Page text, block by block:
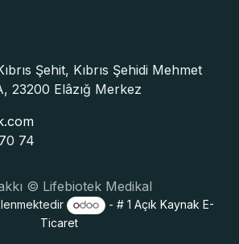
Şehit, Kıbrıs Şehidi Mehmet
23200 Elâzığ Merkez
74
© Lifebiotek Medikal
- # 1Açık Kaynak E-
Ticaret